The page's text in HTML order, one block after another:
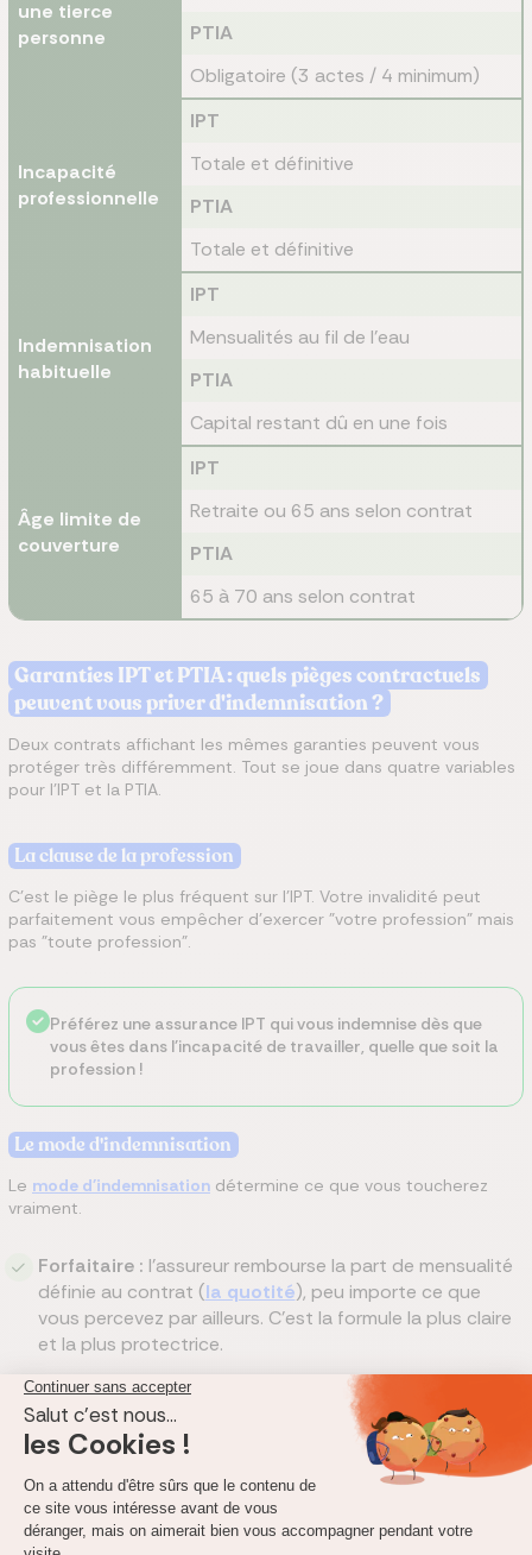
une tierce
personne
PTIA
Obligatoire (3 actes / 4 minimum)
Incapacité
professionnelle
IPT
Totale et définitive
PTIA
Totale et définitive
Indemnisation
habituelle
IPT
Mensualités au fil de l'eau
PTIA
Capital restant dû en une fois
Âge limite de
couverture
IPT
Retraite ou 65 ans selon contrat
PTIA
65 à 70 ans selon contrat
Garanties IPT et PTIA : quels pièges contractuels
peuvent vous priver d'indemnisation ?
Deux contrats affichant les mêmes garanties peuvent vous
protéger très différemment. Tout se joue dans quatre variables
pour l'IPT et la PTIA.
La clause de la profession
C'est le piège le plus fréquent sur l'IPT. Votre invalidité peut
parfaitement vous empêcher d'exercer "votre profession" mais
pas "toute profession".
Préférez une assurance IPT qui vous indemnise dès que
vous êtes dans l'incapacité de travailler, quelle que soit la
profession !
Le mode d'indemnisation
Le mode d'indemnisation détermine ce que vous toucherez
vraiment.
Forfaitaire : l'assureur rembourse la part de mensualité
définie au contrat (la quotité), peu importe ce que
vous percevez par ailleurs. C'est la formule la plus claire
et la plus protectrice.
Indemnitaire :l'assureur ne compense que la perte de
revenus réelle, déduction faite des prestations déjà
perçues (pension Sécurité sociale, prévoyance
d'entreprise). Elle s'ajuste donc en fonction de ce que
vous perdez réellement.